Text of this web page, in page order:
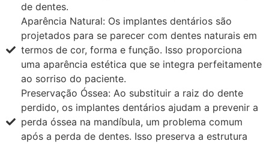
de dentes.
Aparência Natural: Os implantes dentários são
projetados para se parecer com dentes naturais em
termos de cor, forma e função. Isso proporciona
uma aparência estética que se integra perfeitamente
ao sorriso do paciente.
Preservação Óssea: Ao substituir a raiz do dente
perdido, os implantes dentários ajudam a prevenir a
perda óssea na mandíbula, um problema comum
após a perda de dentes. Isso preserva a estrutura